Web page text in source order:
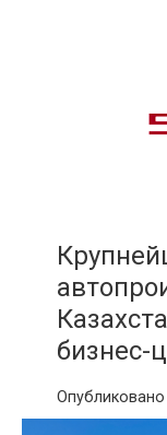
бизнес-
Опубликовано